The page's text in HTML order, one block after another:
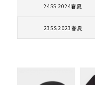
人気ワード 2026SS
ショルダー・ウエ
カテゴリーから探す
コラボレーションブラ
24SS 2024春夏
23SS 2023春夏